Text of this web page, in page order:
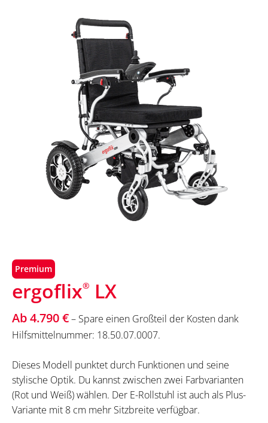
Premium
ergoflix® LX
Ab 4.790 €– Spare einen Großteil der Kosten dank
Hilfsmittelnummer: 18.50.07.0007.
Dieses Modell punktet durch Funktionen und seine
stylische Optik. Du kannst zwischen zwei Farbvarianten
(Rot und Weiß) wählen. Der E-Rollstuhl ist auch als Plus-
Variante mit 8 cm mehr Sitzbreite verfügbar.